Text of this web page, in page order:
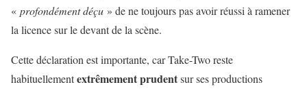
« profondément déçu » de ne toujours pas avoir réussi à ramener
la licence sur le devant de la scène.
Cette déclaration est importante, car Take-Two reste
habituellementextrêmement prudentsur ses productions